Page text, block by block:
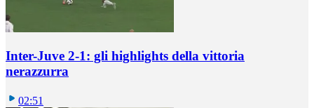
Inter-Juve 2-1: gli highlights della vittoria
nerazzurra
02:51